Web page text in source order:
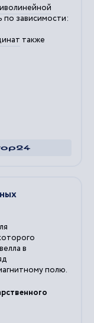
по зависимости:
также
в
полю.